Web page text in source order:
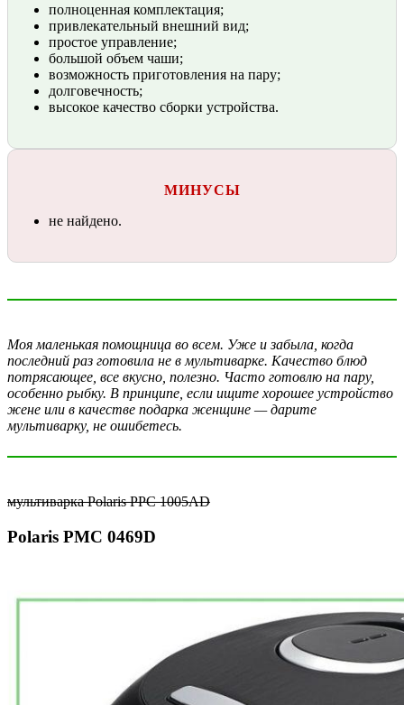
полноценная комплектация;
привлекательный внешний вид;
простое управление;
большой объем чаши;
возможность приготовления на пару;
долговечность;
высокое качество сборки устройства.
МИНУСЫ
не найдено.
Моя маленькая помощница во всем. Уже и забыла, когда
последний раз готовила не в мультиварке. Качество блюд
потрясающее, все вкусно, полезно. Часто готовлю на пару,
особенно рыбку. В принципе, если ищите хорошее устройство
жене или в качестве подарка женщине — дарите
мультиварку, не ошибетесь.
мультиварка Polaris PPC 1005AD
Polaris PMC 0469D